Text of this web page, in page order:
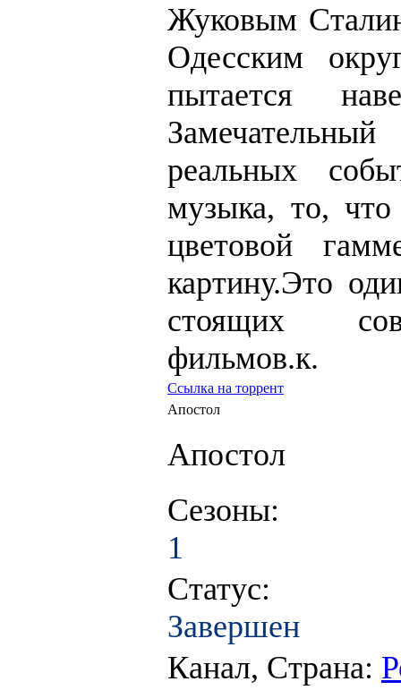
Жуковым
Одесским
пытается
реальных
музыка, то,
цветовой
картину.Это
стоящих
фильмов.к.
Ссылка на торрент
Апостол
Апостол
Сезоны:
1
Статус:
Завершен
Канал, Страна: